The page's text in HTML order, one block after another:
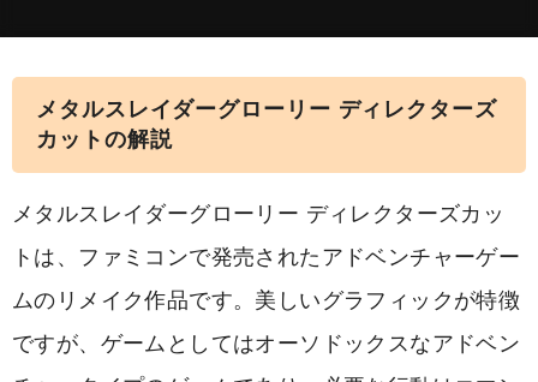
メタルスレイダーグローリー ディレクターズ
カットの解説
メタルスレイダーグローリー ディレクターズカッ
トは、ファミコンで発売されたアドベンチャーゲー
ムのリメイク作品です。美しいグラフィックが特徴
ですが、ゲームとしてはオーソドックスなアドベン